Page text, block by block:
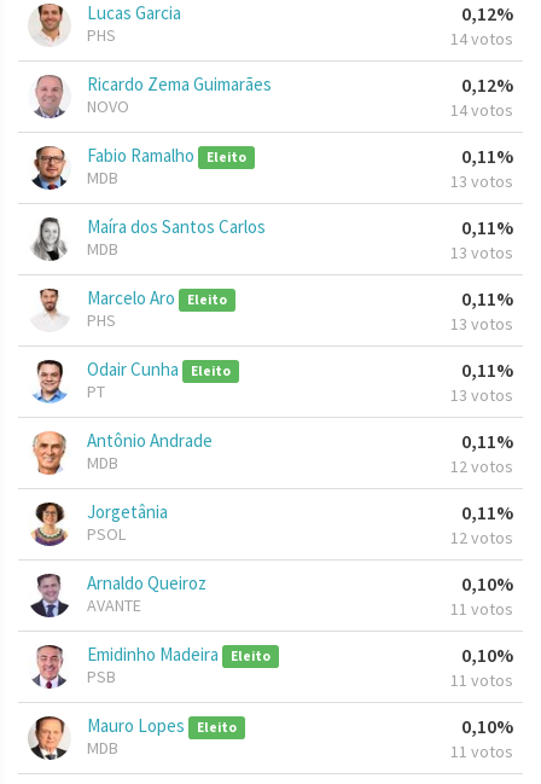
Lucas Garcia
PHS
0,12%
14 votos
Ricardo Zema Guimarães
NOVO
0,12%
14 votos
Fabio Ramalho Eleito
MDB
0,11%
13 votos
Maíra dos Santos Carlos
MDB
0,11%
13 votos
Marcelo Aro Eleito
PHS
0,11%
13 votos
Odair Cunha Eleito
PT
0,11%
13 votos
Antônio Andrade
MDB
0,11%
12 votos
Jorgetânia
PSOL
0,11%
12 votos
Arnaldo Queiroz
AVANTE
0,10%
11 votos
Emidinho Madeira Eleito
PSB
0,10%
11 votos
Mauro Lopes Eleito
MDB
0,10%
11 votos